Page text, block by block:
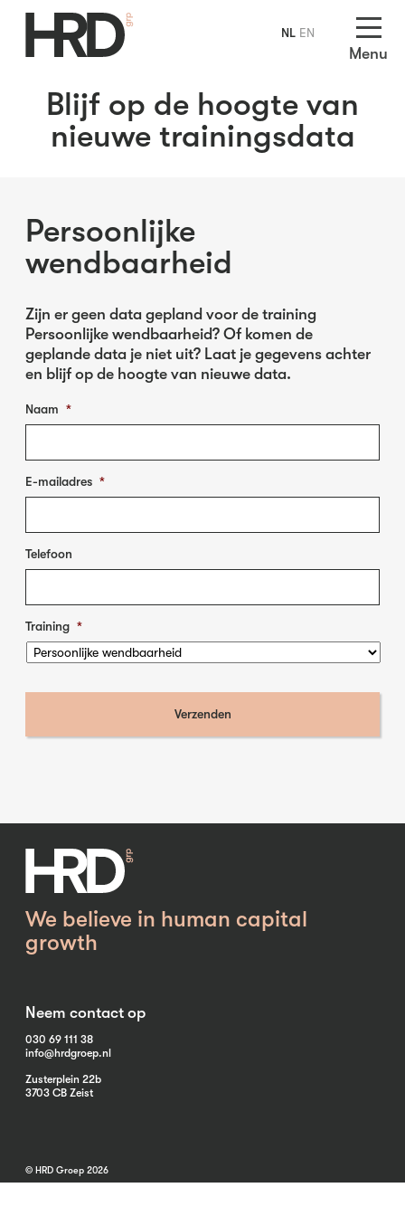
Menu
Blijf op de hoogte van
nieuwe trainingsdata
Persoonlijke
wendbaarheid
Zijn er geen data gepland voor de training
Persoonlijke wendbaarheid? Of komen de
geplande data je niet uit? Laat je gegevens achter
en blijf op de hoogte van nieuwe data.
Naam *
E-mailadres *
Telefoon
Training *
We believe in human capital
growth
Neem contact op
030 69 111 38
info@hrdgroep.nl
Zusterplein 22b
3703 CB Zeist
© HRD Groep 2026
NL EN